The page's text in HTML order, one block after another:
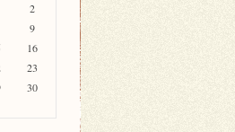
2
9
16
23
30